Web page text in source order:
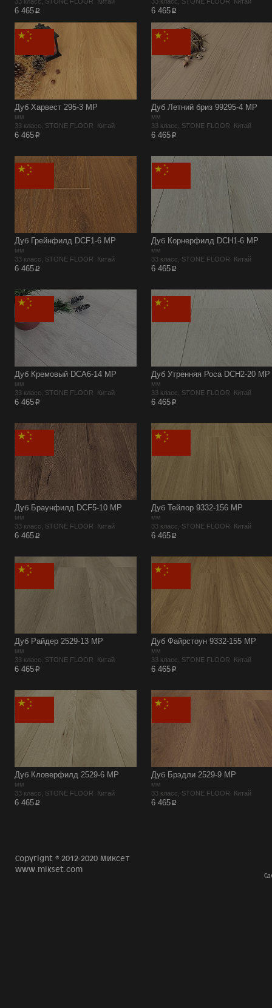
6 465p 6 465p
Дуб Харвест 295-3 MР
мм
33 класс, STONE FLOOR Китай
6 465p
Дуб Летний бриз 99295-4 MР
мм
33 класс, STONE FLOOR Китай
6 465p
Дуб Грейнфилд DCF1-6 MР
мм
33 класс, STONE FLOOR Китай
6 465p
Дуб Корнерфилд DCH1-6 MР
мм
33 класс, STONE FLOOR Китай
6 465p
Дуб Кремовый DCA6-14 MP
мм
33 класс, STONE FLOOR Китай
6 465p
Дуб Утренняя Роса DCH2-20 MР
мм
33 класс, STONE FLOOR Китай
6 465p
Дуб Браунфилд DCF5-10 MР
мм
33 класс, STONE FLOOR Китай
6 465p
Дуб Тейлор 9332-156 MР
мм
33 класс, STONE FLOOR Китай
6 465p
Дуб Райдер 2529-13 MР
мм
33 класс, STONE FLOOR Китай
6 465p
Дуб Файрстоун 9332-155 MР
мм
33 класс, STONE FLOOR Китай
6 465p
Дуб Кловерфилд 2529-6 MР
мм
33 класс, STONE FLOOR Китай
6 465p
Дуб Брэдли 2529-9 MР
мм
33 класс, STONE FLOOR Китай
6 465p
Copyright © 2012-2020 Миксет
www.mikset.com